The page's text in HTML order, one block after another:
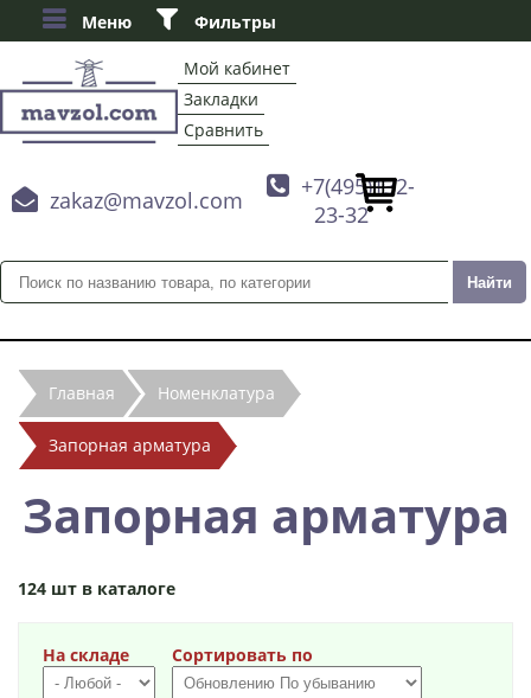
Меню Фильтры
Мой кабинет
Закладки
Сравнить
 zakaz@mavzol.com
 +7(495)132-
23-32
Главная Номенклатура
Запорная арматура
Запорная арматура
124 шт в каталоге
На складе Сортировать по